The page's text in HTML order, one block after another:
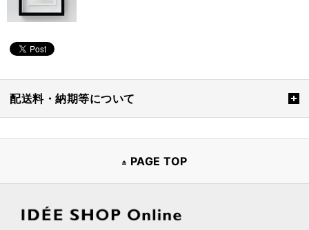
配送料・納期等について
PAGE TOP